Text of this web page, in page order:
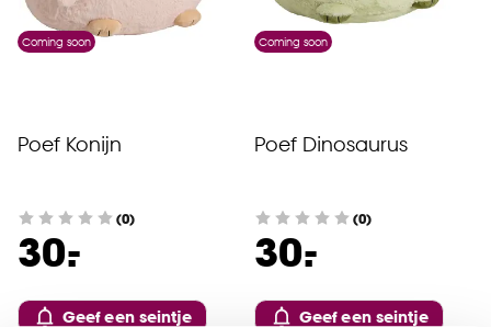
Coming soon
Poef Konijn
(0)
30.
-
Geef een seintje
Coming soon
Poef Dinosaurus
(0)
30.
-
Geef een seintje